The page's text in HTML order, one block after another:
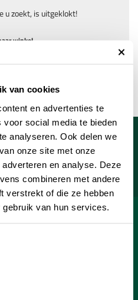
van cookies
en advertenties te
social media te bieden
analyseren. Ook delen we
onze site met onze
en analyse. Deze
combineren met andere
verstrekt of die ze hebben
van hun services.
u zoekt, is uitgeklokt!
winkel
onze nieuwsbrief